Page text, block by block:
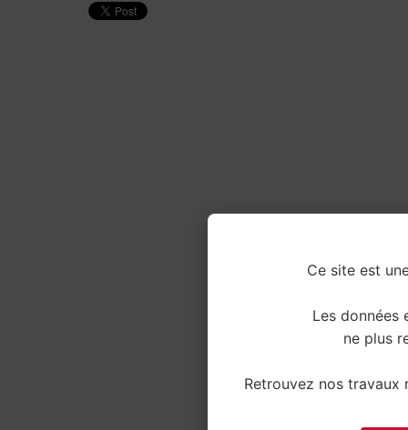
Ce site est
Les données
ne plus
Retrouvez nos